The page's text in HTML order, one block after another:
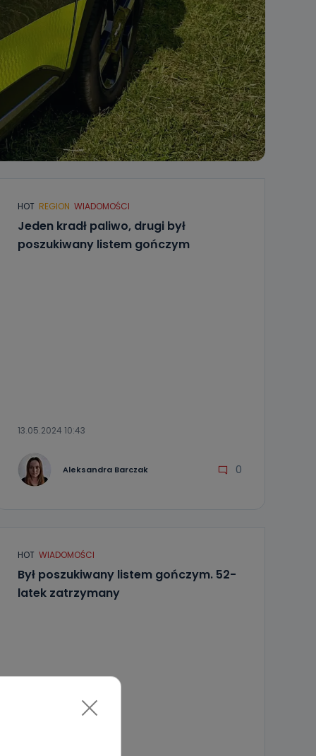
HOT REGION WIADOMOŚCI
Jeden kradł paliwo, drugi był
poszukiwany listem gończym
13.05.2024 10:43
Aleksandra Barczak 0
HOT WIADOMOŚCI
Był poszukiwany listem gończym. 52-
latek zatrzymany